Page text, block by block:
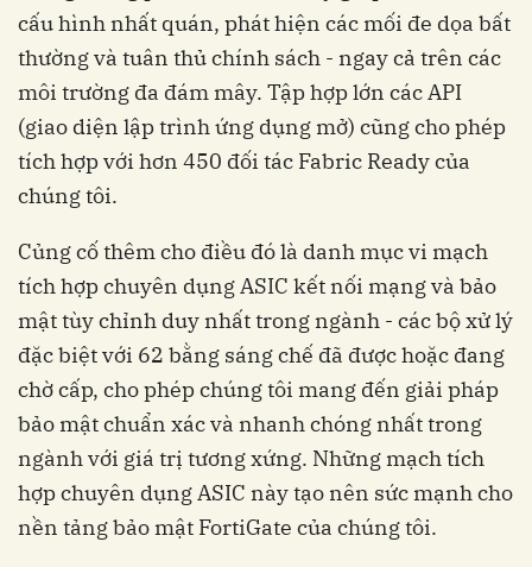
cấu hình nhất quán, phát hiện các mối đe dọa bất
thường và tuân thủ chính sách - ngay cả trên các
môi trường đa đám mây. Tập hợp lớn các API
(giao diện lập trình ứng dụng mở) cũng cho phép
tích hợp với hơn 450 đối tác Fabric Ready của
chúng tôi.
Củng cố thêm cho điều đó là danh mục vi mạch
tích hợp chuyên dụng ASIC kết nối mạng và bảo
mật tùy chỉnh duy nhất trong ngành - các bộ xử lý
đặc biệt với 62 bằng sáng chế đã được hoặc đang
chờ cấp, cho phép chúng tôi mang đến giải pháp
bảo mật chuẩn xác và nhanh chóng nhất trong
ngành với giá trị tương xứng. Những mạch tích
hợp chuyên dụng ASIC này tạo nên sức mạnh cho
nền tảng bảo mật FortiGate của chúng tôi.